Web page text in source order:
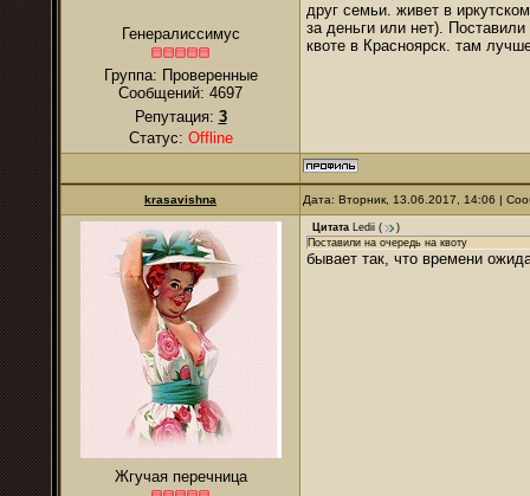
Генералиссимус
Группа: Проверенные
Сообщений: 4697
Репутация: 3
Статус: Offline
друг семьи. живет в
за деньги или нет).
квоте в Красноярск. там
krasavishna Дата: Вторник, 13.06.2017, 14:06 |
Жгучая перечница
Цитата Ledii (
)
Поставили на очередь на квоту
бывает так, что времени